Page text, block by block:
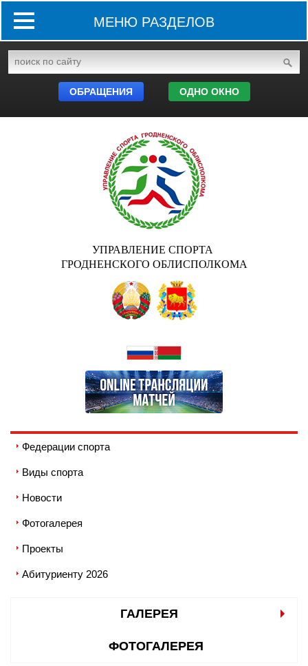
МЕНЮ РАЗДЕЛОВ
ОБРАЩЕНИЯ ОДНО ОКНО
УПРАВЛЕНИЕ СПОРТА
ГРОДНЕНСКОГО ОБЛИСПОЛКОМА
Федерации спорта
Виды спорта
Новости
Фотогалерея
Проекты
Абитуриенту 2026
ГАЛЕРЕЯ
ФОТОГАЛЕРЕЯ